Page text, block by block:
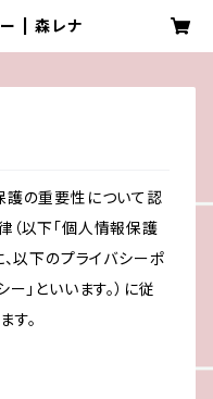
| 森レナ
護の重要性について認
（以下「個人情報保護
、以下のプライバシーポ
」といいます。）に従
す。